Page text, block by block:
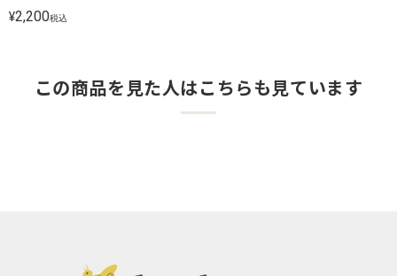
¥2,200税込
この商品を見た人はこちらも見ています